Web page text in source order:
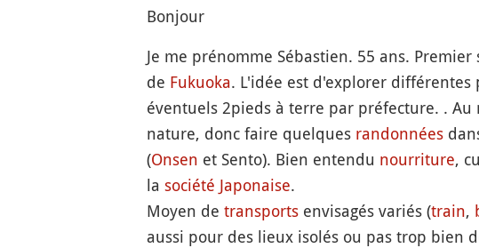
Bonjour
Je me prénomme Sébastien. 55 ans.
de Fukuoka. L'idée est d'explorer
éventuels 2pieds à terre par préfecture. . Au
nature, donc faire quelques randonnées
(Onsen et Sento). Bien entendu nourriture,
la société Japonaise.
Moyen de transportsenvisagés variés (train,
aussi pour des lieux isolés ou pas trop bien